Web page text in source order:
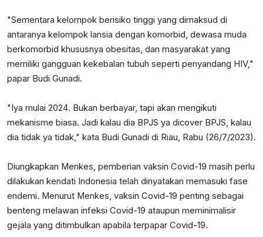
"Sementara kelompok berisiko tinggi yang dimaksud di
antaranya kelompok lansia dengan komorbid, dewasa muda
berkomorbid khususnya obesitas, dan masyarakat yang
memiliki gangguan kekebalan tubuh seperti penyandang HIV,"
papar Budi Gunadi.
"Iya mulai 2024. Bukan berbayar, tapi akan mengikuti
mekanisme biasa. Jadi kalau dia BPJS ya dicover BPJS, kalau
dia tidak ya tidak," kata Budi Gunadi di Riau, Rabu (26/7/2023).
Diungkapkan Menkes, pemberian vaksin Covid-19 masih perlu
dilakukan kendati Indonesia telah dinyatakan memasuki fase
endemi. Menurut Menkes, vaksin Covid-19 penting sebagai
benteng melawan infeksi Covid-19 ataupun meminimalisir
gejala yang ditimbulkan apabila terpapar Covid-19.